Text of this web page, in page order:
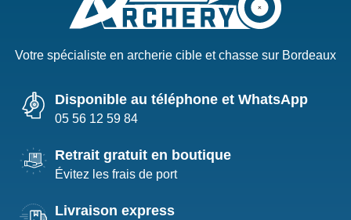
Votre spécialiste en archerie cible et chasse sur Bordeaux
Disponible au téléphone et WhatsApp
05 56 12 59 84
Retrait gratuit en boutique
Évitez les frais de port
Livraison express